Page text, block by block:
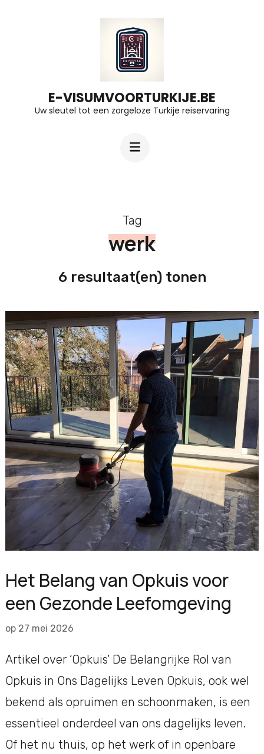
E-VISUMVOORTURKIJE.BE
Uw sleutel tot een zorgeloze Turkije reiservaring
Tag
werk
6 resultaat(en) tonen
Het Belang van Opkuis voor
een Gezonde Leefomgeving
op 27 mei 2026
Artikel over ‘Opkuis’ De Belangrijke Rol van
Opkuis in Ons Dagelijks Leven Opkuis, ook wel
bekend als opruimen en schoonmaken, is een
essentieel onderdeel van ons dagelijks leven.
Of het nu thuis, op het werk of in openbare